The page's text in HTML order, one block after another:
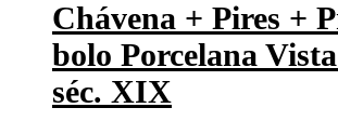
Chávena + Pires +
bolo Porcelana
séc. XIX